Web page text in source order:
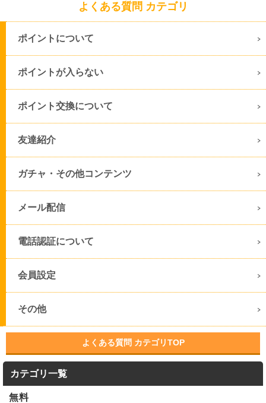
よくある質問 カテゴリ
ポイントについて
ポイントが入らない
ポイント交換について
友達紹介
ガチャ・その他コンテンツ
メール配信
電話認証について
会員設定
その他
よくある質問 カテゴリTOP
カテゴリ一覧
無料